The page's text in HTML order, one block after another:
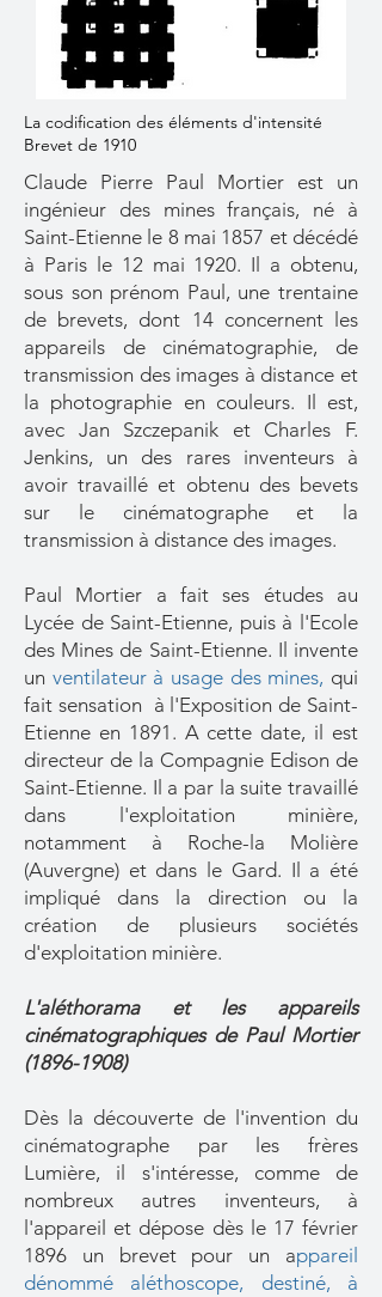
La codification des éléments d'intensité
Brevet de 1910
Claude Pierre Paul Mortier est un
ingénieur des mines français, né à
Saint-Etienne le 8 mai 1857 et décédé
à Paris le 12 mai 1920. Il a obtenu,
sous son prénom Paul, une trentaine
de brevets, dont 14 concernent les
appareils de cinématographie, de
transmission des images à distance et
la photographie en couleurs. Il est,
avec Jan Szczepanik et Charles F.
Jenkins, un des rares inventeurs à
avoir travaillé et obtenu des bevets
sur le cinématographe et la
transmission à distance des images.
Paul Mortier a fait ses études au
Lycée de Saint-Etienne, puis à l'Ecole
des Mines de Saint-Etienne. Il invente
un ventilateur à usage des mines, qui
fait sensation à l'Exposition de Saint-
Etienne en 1891. A cette date, il est
directeur de la Compagnie Edison de
Saint-Etienne. Il a par la suite travaillé
dans l'exploitation minière,
notamment à Roche-la Molière
(Auvergne) et dans le Gard. Il a été
impliqué dans la direction ou la
création de plusieurs sociétés
d'exploitation minière.
L'aléthorama et les appareils
cinématographiques de Paul Mortier
(1896-1908)
Dès la découverte de l'invention du
cinématographe par les frères
Lumière, il s'intéresse, comme de
nombreux autres inventeurs, à
l'appareil et dépose dès le 17 février
1896 un brevet pour un appareil
dénommé aléthoscope, destiné, à